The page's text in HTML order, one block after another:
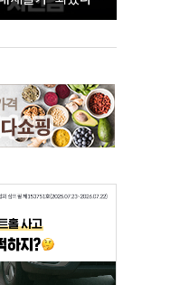
·최고위원 후